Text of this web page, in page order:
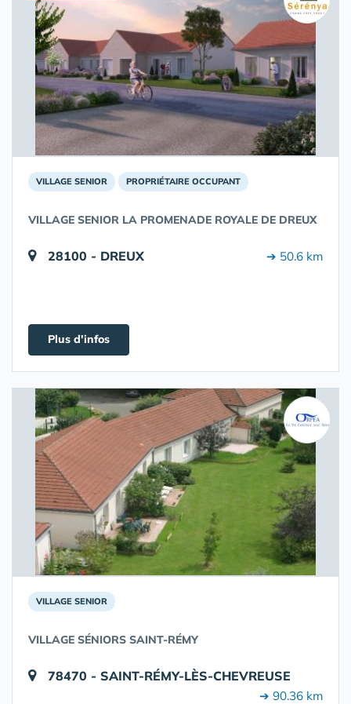
VILLAGE SENIOR PROPRIÉTAIRE OCCUPANT
VILLAGE SENIOR LA PROMENADE ROYALE DE DREUX
28100 - DREUX ➔ 50.6 km
Plus d'infos
VILLAGE SENIOR
VILLAGE SÉNIORS SAINT-RÉMY
78470 - SAINT-RÉMY-LÈS-CHEVREUSE
➔ 90.36 km